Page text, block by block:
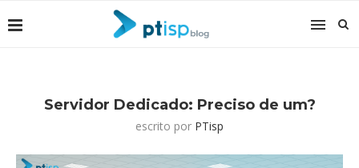
Servidor Dedicado: Preciso de um?
escrito por PTisp